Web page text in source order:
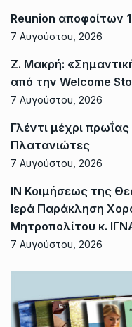
Reunion αποφοίτων
7 Αυγούστου, 2026
Ζ. Μακρή:
από την Welcome
7 Αυγούστου, 2026
Γλέντι μέχρι
Πλατανιώτες
7 Αυγούστου, 2026
ΙΝ Κοιμήσεως της
Ιερά Παράκληση
Μητροπολίτου κ.
7 Αυγούστου, 2026